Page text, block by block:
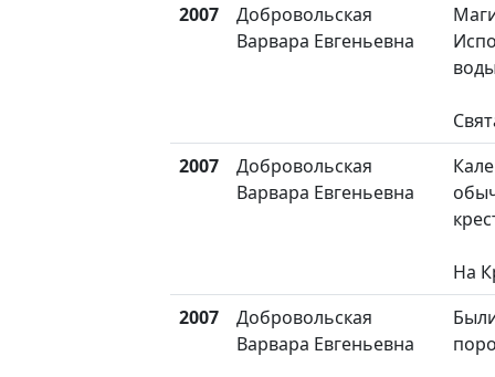
2007
Добровольская
Варвара Евгеньевна
2007
Добровольская
Варвара Евгеньевна
На
2007
Добровольская
Варвара Евгеньевна